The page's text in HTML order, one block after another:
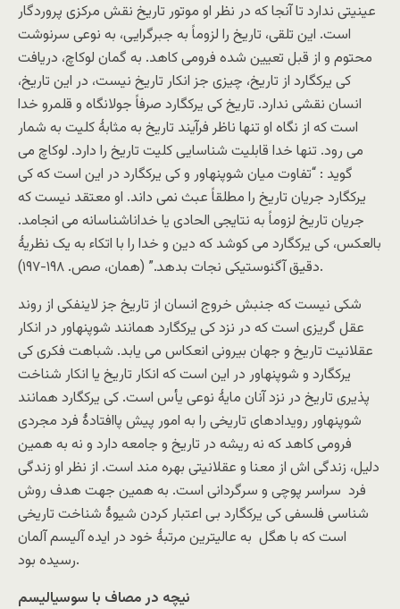
عینیتی ندارد تا آنجا که در نظر او موتور تاریخ نقش مرکزی پروردگار
است. این تلقی، تاریخ را لزوماً به جبرگرایی، به نوعی سرنوشت
محتوم و از قبل تعیین شده فرومی کاهد. به گمان لوکاچ، دریافت
کی یرکگارد از تاریخ، چیزی جز انکار تاریخ نیست، در این تاریخ،
انسان نقشی ندارد. تاریخ کی یرکگارد صرفاً جولانگاه و قلمرو خدا
است که از نگاه او تنها ناظر فرآیند تاریخ به مثابۀ کلیت به شمار
می رود. تنها خدا قابلیت شناسایی کلیت تاریخ را دارد. لوکاچ می
گوید : “تفاوت میان شوپنهاور و کی یرکگارد در این است که کی
یرکگارد جریان تاریخ را مطلقاً عبث نمی داند. او معتقد نیست که
جریان تاریخ لزوماً به نتایجی الحادی یا خداناشناسانه می انجامد.
بالعکس، کی یرکگارد می کوشد که دین و خدا را با اتکاء به یک نظریۀ
دقیق آگنوستیکی نجات بدهد.” (همان، صص. ۱۹۸-۱۹۷).
شکی نیست که جنبش خروج انسان از تاریخ جز لاینفکی از روند
عقل گریزی است که در نزد کی یرکگارد همانند شوپنهاور در انکار
عقلانیت تاریخ و جهان بیرونی انعکاس می یابد. شباهت فکری کی
یرکگارد و شوپنهاور در این است که انکار تاریخ یا انکار شناخت
پذیری تاریخ در نزد آنان مایۀ نوعی یأس است. کی یرکگارد همانند
شوپنهاور رویدادهای تاریخی را به امور پیش پاافتادۀ فرد مجردی
فرومی کاهد که نه ریشه در تاریخ و جامعه دارد و نه به همین
دلیل، زندگی اش از معنا و عقلانیتی بهره مند است. از نظر او زندگی
فرد سراسر پوچی و سرگردانی است. به همین جهت هدف روش
شناسی فلسفی کی یرکگارد بی اعتبار کردن شیوۀ شناخت تاریخی
است که با هگل به عالیترین مرتبۀ خود در ایده آلیسم آلمان
رسیده بود.
نیچه در مصاف با سوسیالیسم